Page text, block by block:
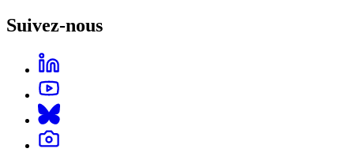
Suivez-nous